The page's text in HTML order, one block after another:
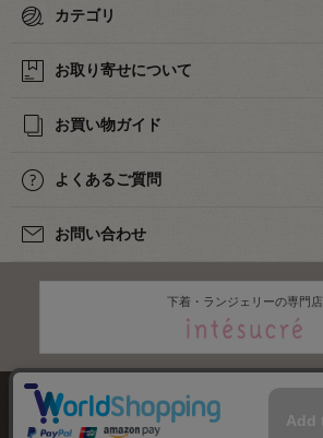
カテゴリ
お取り寄せについて
お買い物ガイド
よくあるご質問
お問い合わせ
下着・ランジェリーの専門店
株式会社オカダヤ